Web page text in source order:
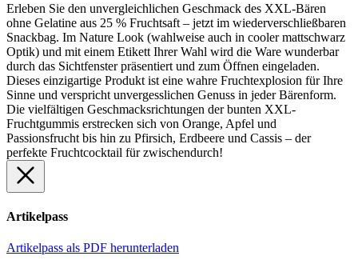
Erleben Sie den unvergleichlichen Geschmack des XXL-Bären
ohne Gelatine aus 25 % Fruchtsaft – jetzt im wiederverschließbaren
Snackbag. Im Nature Look (wahlweise auch in cooler mattschwarz
Optik) und mit einem Etikett Ihrer Wahl wird die Ware wunderbar
durch das Sichtfenster präsentiert und zum Öffnen eingeladen.
Dieses einzigartige Produkt ist eine wahre Fruchtexplosion für Ihre
Sinne und verspricht unvergesslichen Genuss in jeder Bärenform.
Die vielfältigen Geschmacksrichtungen der bunten XXL-
Fruchtgummis erstrecken sich von Orange, Apfel und
Passionsfrucht bis hin zu Pfirsich, Erdbeere und Cassis – der
perfekte Fruchtcocktail für zwischendurch!
Artikelpass
Artikelpass als PDF herunterladen